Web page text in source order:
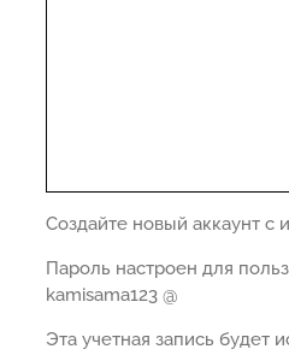
Создайте новый аккаунт с
Пароль настроен для
kamisama123 @
Эта учетная запись будет